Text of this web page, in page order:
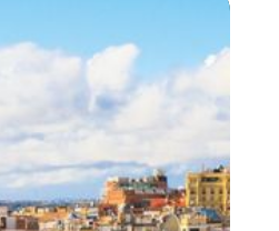
of the
Durée